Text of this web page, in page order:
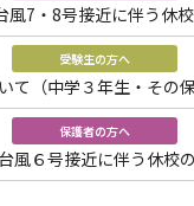
7・8号接近に伴う休
受験生の方へ
て（中学３年生・その保
保護者の方へ
風６号接近に伴う休校